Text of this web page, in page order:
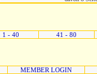
1 - 40 41 - 80
MEMBER LOGIN